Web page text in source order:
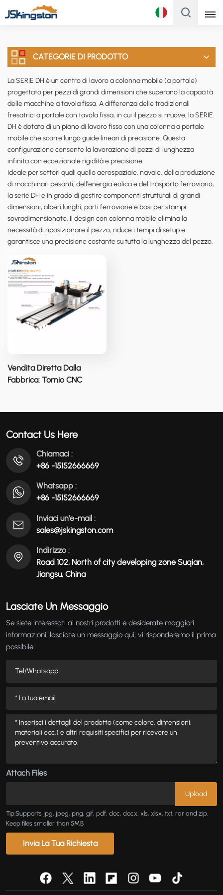
Italiano
English
Français
Русский
Italiano
Español
Português
Türk
Polski
عربي
CATEGORIE DI PRODOTTO
La SERIE DH è un centro di lavoro a colonna mobile (a portale)
progettato per pezzi di grandi dimensioni che superano la capacità
delle macchine a tavola fissa. A differenza delle tradizionali
fresatrici a portale con tavola fissa, in cui il pezzo si muove, la SERIE
DH è dotata di un piano di lavoro fisso con una colonna a portale
mobile che scorre lungo guide lineari di precisione. Questa
configurazione consente la lavorazione di pezzi di lunghezza
infinita con eccezionale rigidità e precisione.
Ideale per settori quali quello aerospaziale, navale, della produzione
di macchinari pesanti, dell'energia eolica e del trasporto ferroviario,
la serie DH è in grado di gestire componenti strutturali di grandi
dimensioni, alberi lunghi, parti ferroviarie e basi per stampi
sovradimensionate. Il design con colonna mobile elimina la
necessità di riposizionare il pezzo, riduce i tempi di setup e
garantisce una precisione costante su tutta la lunghezza del pezzo.
Vendita Diretta Dalla
Fabbrica: Tornio CNC
Contact Us Here
Chiamaci :
+86 -15152666669
Whatsapp :
+86 -15152666669
Inviaci un'e-mail :
sales@jskingston.com
Indirizzo :
Road 102, North of city developing zone Suqian,
Jiangsu, China
Lasciate Un Messaggio
Se siete interessati ai nostri prodotti e desiderate maggiori
informazioni, lasciate un messaggio qui; vi risponderemo il prima
possibile.
Attach Files
Tip:Supports jpg, jpeg, png, gif, pdf, doc, docx, xls, xlsx, txt, rar and zip.
Keep files smaller than 5MB
Invia La Tua Richiesta